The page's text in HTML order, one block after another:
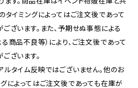
タイミングによってはご注文後であって
ざいます。また、予期せぬ事態による
商品不良等）により、ご注文後であって
ざいます。
タイム反映ではございません。他のお
によってはご注文後であっても在庫が